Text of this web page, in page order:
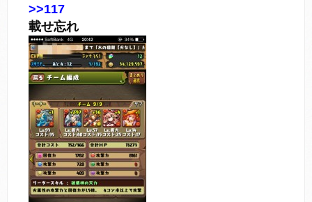
>>117
載せ忘れ